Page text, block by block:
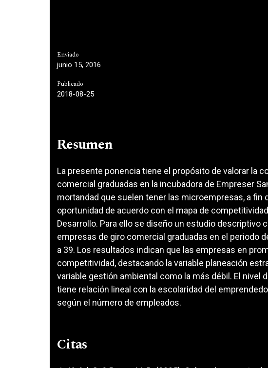
Enviado
junio 15, 2016
Publicado
2018-08-25
Resumen
La presente ponencia tiene el propósito de valorar la
comercial graduadas en la incubadora de Empreser
mortandad que suelen tener las microempresas, a fin
oportunidad de acuerdo con el mapa de
Desarrollo. Para ello se diseño un estudio descriptivo
empresas de giro comercial graduadas en el periodo
a 39. Los resultados indican que las empresas en
competitividad, destacando la variable planeación
variable gestión ambiental como la más débil. El nivel
tiene relación lineal con la escolaridad del
según el número de empleados.
Citas